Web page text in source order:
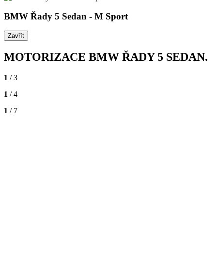
BMW Řady 5 Sedan - M Sport
Zavřít
MOTORIZACE BMW ŘADY 5 SEDAN.
1 / 3
1 / 4
1 / 7